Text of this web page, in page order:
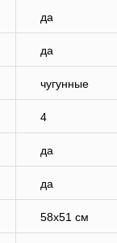
да
да
чугунные
4
да
да
58х51 см